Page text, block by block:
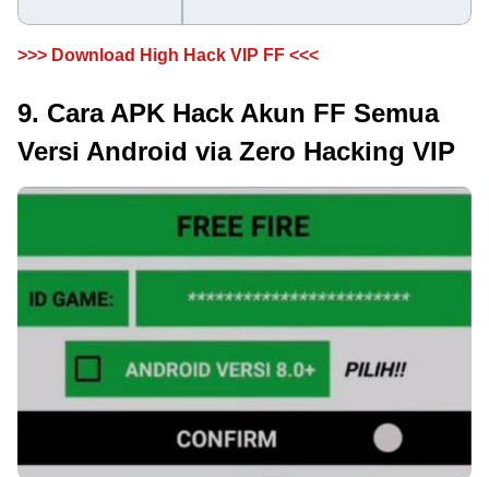
>>> Download High Hack VIP FF <<<
9. Cara APK Hack Akun FF Semua
Versi Android via Zero Hacking VIP